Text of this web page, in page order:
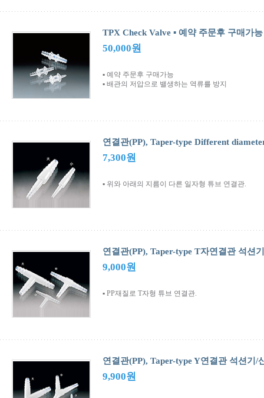
TPX Check Valve ▪ 예약 주문후 구매가능
50,000원
▪ 예약 주문후 구매가능
▪ 배관의 저압으로 밸생하는 역류를 방지
연결관(PP), Taper-type Different
7,300원
▪ 위와 아래의 지름이 다른 일자형 튜브 연결관.
연결관(PP), Taper-type T자연결관 석션
9,000원
▪ PP재질로 T자형 튜브 연결관.
연결관(PP), Taper-type Y연결관 석션기
9,900원